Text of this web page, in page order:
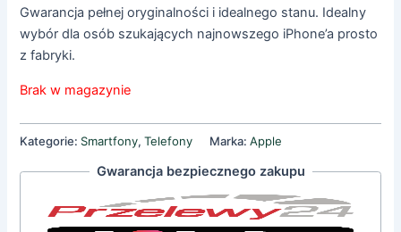
Gwarancja pełnej oryginalności i idealnego stanu. Idealny
wybór dla osób szukających najnowszego iPhone’a prosto
z fabryki.
Brak w magazynie
Kategorie: Smartfony,Telefony Marka:Apple
Gwarancja bezpiecznego zakupu